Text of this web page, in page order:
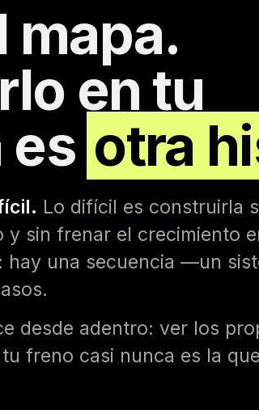
mapa.
en tu
es otra
Lo difícil es construirla
y sin frenar el crecimiento
hay una secuencia —un
desde adentro: ver los
freno casi nunca es la